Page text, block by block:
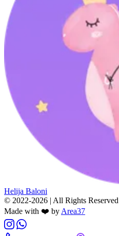
Helija Baloni
© 2022-2026 | All Rights Reserved
Made with ❤️ byArea37